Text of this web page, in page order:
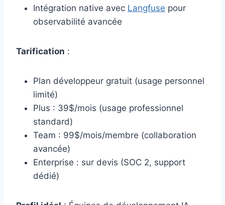
Intégration native avec Langfuse pour
observabilité avancée
Tarification :
Plan développeur gratuit (usage personnel
limité)
Plus : 39$/mois (usage professionnel
standard)
Team : 99$/mois/membre (collaboration
avancée)
Enterprise : sur devis (SOC 2, support
dédié)